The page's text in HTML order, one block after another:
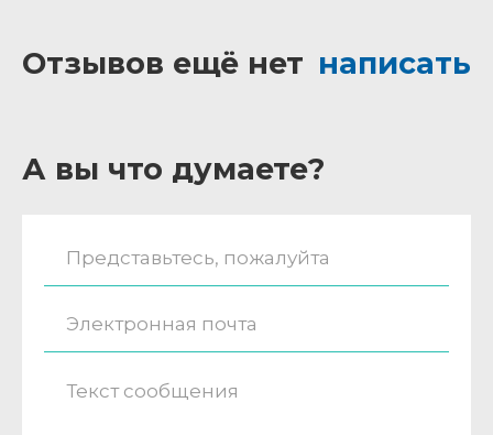
Отзывов ещё нет написать
А вы что думаете?